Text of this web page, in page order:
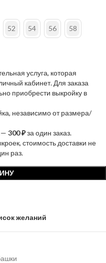
52 54 56 58
услуга, которая
кабинет. Для заказа
приобрести выкройку в
независимо от размера/
— 300 ₽за один заказ.
стоимость доставки не
раз.
желаний